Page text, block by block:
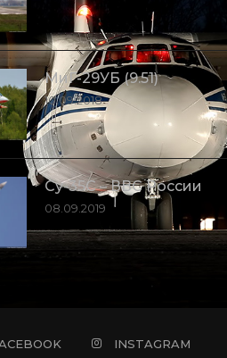
МиГ-29УБ (9.51)
10.09.2018
Су-35С – ВВС России
08.09.2019
INSTAGRAM